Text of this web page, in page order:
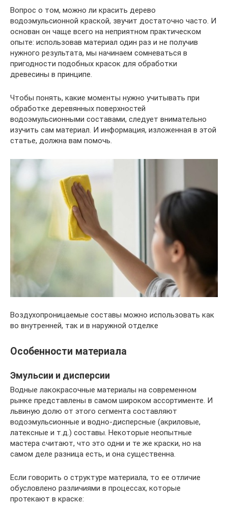
Вопрос о том, можно ли красить дерево
водоэмульсионной краской, звучит достаточно часто. И
основан он чаще всего на неприятном практическом
опыте: использовав материал один раз и не получив
нужного результата, мы начинаем сомневаться в
пригодности подобных красок для обработки
древесины в принципе.
Чтобы понять, какие моменты нужно учитывать при
обработке деревянных поверхностей
водоэмульсионными составами, следует внимательно
изучить сам материал. И информация, изложенная в этой
статье, должна вам помочь.
Воздухопроницаемые составы можно использовать как
во внутренней, так и в наружной отделке
Особенности материала
Эмульсии и дисперсии
Водные лакокрасочные материалы на современном
рынке представлены в самом широком ассортименте. И
львиную долю от этого сегмента составляют
водоэмульсионные и водно-дисперсные (акриловые,
латексные и т.д.) составы. Некоторые неопытные
мастера считают, что это одни и те же краски, но на
самом деле разница есть, и она существенна.
Если говорить о структуре материала, то ее отличие
обусловлено различиями в процессах, которые
протекают в краске: